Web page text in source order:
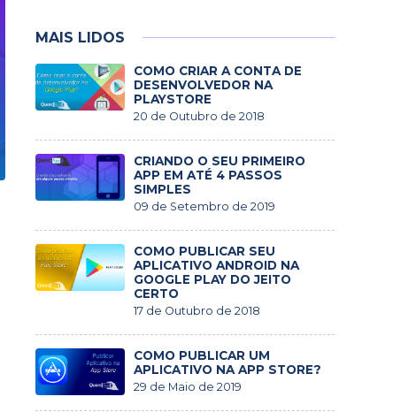
MAIS LIDOS
COMO CRIAR A CONTA DE
DESENVOLVEDOR NA
PLAYSTORE
20 de Outubro de 2018
CRIANDO O SEU PRIMEIRO
APP EM ATÉ 4 PASSOS
SIMPLES
09 de Setembro de 2019
COMO PUBLICAR SEU
APLICATIVO ANDROID NA
GOOGLE PLAY DO JEITO
CERTO
17 de Outubro de 2018
COMO PUBLICAR UM
APLICATIVO NA APP STORE?
29 de Maio de 2019